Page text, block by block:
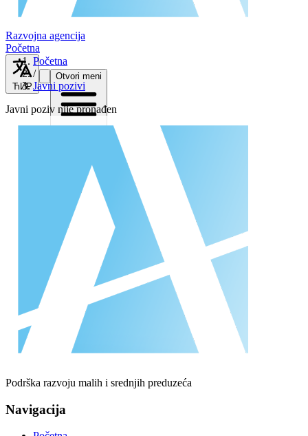
Razvojna agencija
Početna
ЋИР
Otvori meni
Početna
/
Javni pozivi
Javni poziv nije pronađen
Podrška razvoju malih i srednjih preduzeća
Navigacija